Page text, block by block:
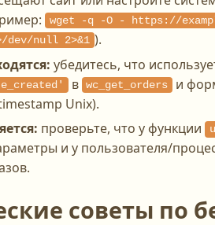
wget -q -O - https://
dev/null 2>&1 ).
убедитесь, что
в wc_get_orders
и
Unix).
проверьте, что у функции
и у пользователя/
советы по